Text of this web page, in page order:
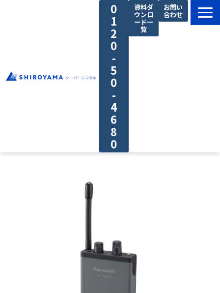
0
1
2
0
-
5
0
-
4
6
8
0
資料ダ
ウンロ
ード一
覧
お問い
合わせ
私たちの強み
ご利用の流れ
よくあるご質問